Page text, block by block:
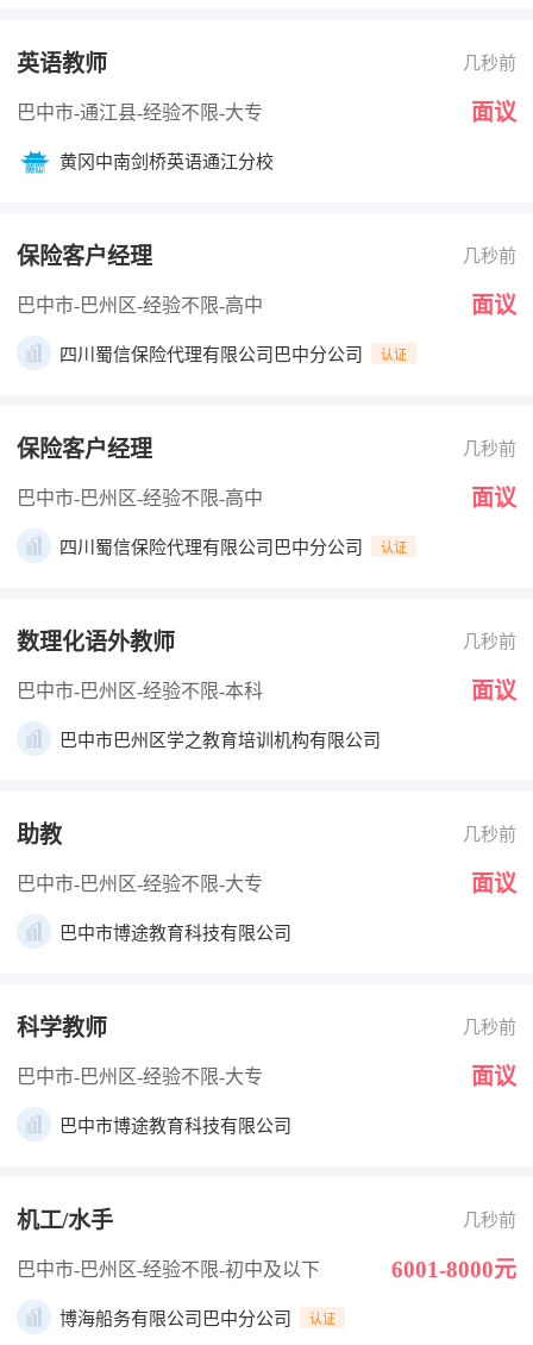
英语教师 几秒前
巴中市-通江县-经验不限-大专 面议
黄冈中南剑桥英语通江分校
保险客户经理 几秒前
巴中市-巴州区-经验不限-高中 面议
四川蜀信保险代理有限公司巴中分公司 认证
保险客户经理 几秒前
巴中市-巴州区-经验不限-高中 面议
四川蜀信保险代理有限公司巴中分公司 认证
数理化语外教师 几秒前
巴中市-巴州区-经验不限-本科 面议
巴中市巴州区学之教育培训机构有限公司
助教 几秒前
巴中市-巴州区-经验不限-大专 面议
巴中市博途教育科技有限公司
科学教师 几秒前
巴中市-巴州区-经验不限-大专 面议
巴中市博途教育科技有限公司
机工/水手 几秒前
巴中市-巴州区-经验不限-初中及以下 6001-8000元
博海船务有限公司巴中分公司 认证